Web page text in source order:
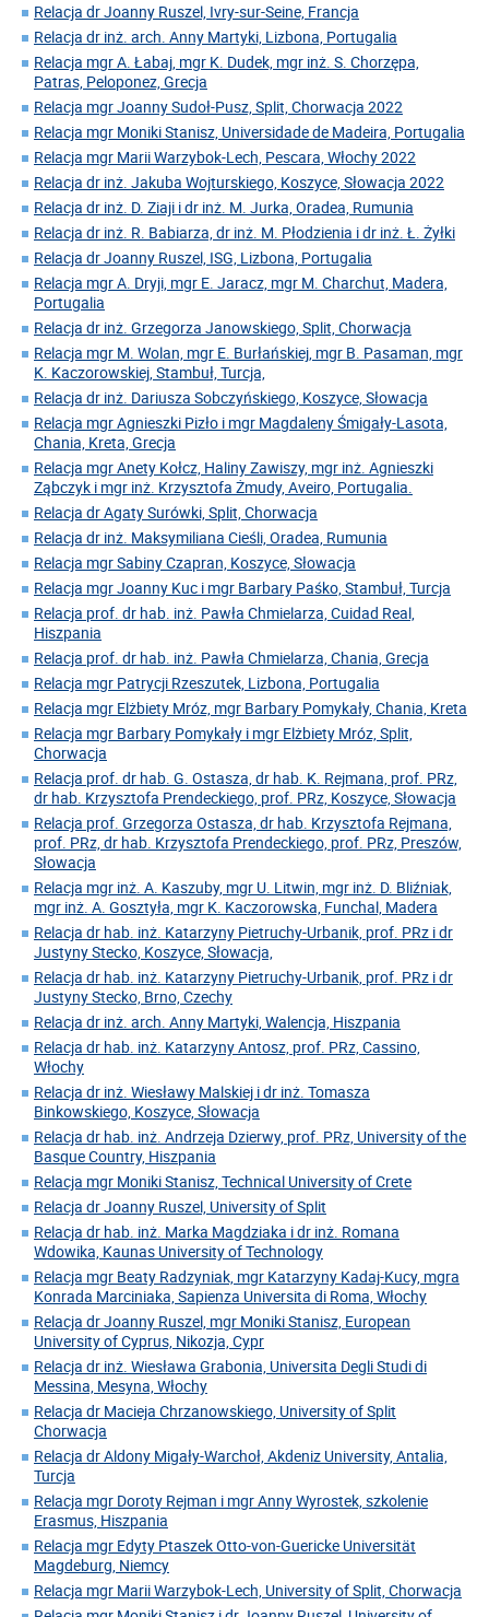
Relacja dr Joanny Ruszel, Ivry-sur-Seine, Francja
Relacja dr inż. arch. Anny Martyki, Lizbona, Portugalia
Relacja mgr A. Łabaj, mgr K. Dudek, mgr inż. S. Chorzępa,
Patras, Peloponez, Grecja
Relacja mgr Joanny Sudoł-Pusz, Split, Chorwacja 2022
Relacja mgr Moniki Stanisz, Universidade de Madeira, Portugalia
Relacja mgr Marii Warzybok-Lech, Pescara, Włochy 2022
Relacja dr inż. Jakuba Wojturskiego, Koszyce, Słowacja 2022
Relacja dr inż. D. Ziaji i dr inż. M. Jurka, Oradea, Rumunia
Relacja dr inż. R. Babiarza, dr inż. M. Płodzienia i dr inż. Ł. Żyłki
Relacja dr Joanny Ruszel, ISG, Lizbona, Portugalia
Relacja mgr A. Dryji, mgr E. Jaracz, mgr M. Charchut, Madera,
Portugalia
Relacja dr inż. Grzegorza Janowskiego, Split, Chorwacja
Relacja mgr M. Wolan, mgr E. Burłańskiej, mgr B. Pasaman, mgr
K. Kaczorowskiej, Stambuł, Turcja,
Relacja dr inż. Dariusza Sobczyńskiego, Koszyce, Słowacja
Relacja mgr Agnieszki Pizło i mgr Magdaleny Śmigały-Lasota,
Chania, Kreta, Grecja
Relacja mgr Anety Kołcz, Haliny Zawiszy, mgr inż. Agnieszki
Ząbczyk i mgr inż. Krzysztofa Żmudy, Aveiro, Portugalia.
Relacja dr Agaty Surówki, Split, Chorwacja
Relacja dr inż. Maksymiliana Cieśli, Oradea, Rumunia
Relacja mgr Sabiny Czapran, Koszyce, Słowacja
Relacja mgr Joanny Kuc i mgr Barbary Paśko, Stambuł, Turcja
Relacja prof. dr hab. inż. Pawła Chmielarza, Cuidad Real,
Hiszpania
Relacja prof. dr hab. inż. Pawła Chmielarza, Chania, Grecja
Relacja mgr Patrycji Rzeszutek, Lizbona, Portugalia
Relacja mgr Elżbiety Mróz, mgr Barbary Pomykały, Chania, Kreta
Relacja mgr Barbary Pomykały i mgr Elżbiety Mróz, Split,
Chorwacja
Relacja prof. dr hab. G. Ostasza, dr hab. K. Rejmana, prof. PRz,
dr hab. Krzysztofa Prendeckiego, prof. PRz, Koszyce, Słowacja
Relacja prof. Grzegorza Ostasza, dr hab. Krzysztofa Rejmana,
prof. PRz, dr hab. Krzysztofa Prendeckiego, prof. PRz, Preszów,
Słowacja
Relacja mgr inż. A. Kaszuby, mgr U. Litwin, mgr inż. D. Bliźniak,
mgr inż. A. Gosztyła, mgr K. Kaczorowska, Funchal, Madera
Relacja dr hab. inż. Katarzyny Pietruchy-Urbanik, prof. PRz i dr
Justyny Stecko, Koszyce, Słowacja,
Relacja dr hab. inż. Katarzyny Pietruchy-Urbanik, prof. PRz i dr
Justyny Stecko, Brno, Czechy
Relacja dr inż. arch. Anny Martyki, Walencja, Hiszpania
Relacja dr hab. inż. Katarzyny Antosz, prof. PRz, Cassino,
Włochy
Relacja dr inż. Wiesławy Malskiej i dr inż. Tomasza
Binkowskiego, Koszyce, Słowacja
Relacja dr hab. inż. Andrzeja Dzierwy, prof. PRz, University of the
Basque Country, Hiszpania
Relacja mgr Moniki Stanisz, Technical University of Crete
Relacja dr Joanny Ruszel, University of Split
Relacja dr hab. inż. Marka Magdziaka i dr inż. Romana
Wdowika, Kaunas University of Technology
Relacja mgr Beaty Radzyniak, mgr Katarzyny Kadaj-Kucy, mgra
Konrada Marciniaka, Sapienza Universita di Roma, Włochy
Relacja dr Joanny Ruszel, mgr Moniki Stanisz, European
University of Cyprus, Nikozja, Cypr
Relacja dr inż. Wiesława Grabonia, Universita Degli Studi di
Messina, Mesyna, Włochy
Relacja dr Macieja Chrzanowskiego, University of Split
Chorwacja
Relacja dr Aldony Migały-Warchoł, Akdeniz University, Antalia,
Turcja
Relacja mgr Doroty Rejman i mgr Anny Wyrostek, szkolenie
Erasmus, Hiszpania
Relacja mgr Edyty Ptaszek Otto-von-Guericke Universität
Magdeburg, Niemcy
Relacja mgr Marii Warzybok-Lech, University of Split, Chorwacja